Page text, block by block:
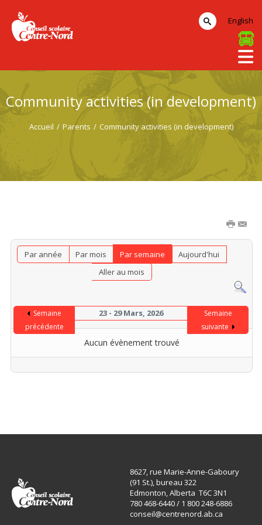
Community activities (in development)
Accueil / Parents / Community activities (in development)
Par année Par mois Par semaine
Aujourd'hui
Aller au mois
Semaine
précédente
23 - 29 Mars, 2026
Semaine
suivante
Aucun évènement trouvé
English
8627, rue Marie-Anne-Gaboury
(91 St.), bureau 322
Edmonton, Alberta T6C 3N1
780 468-6440 / 1 800 248-6886
conseil@centrenord.ab.ca